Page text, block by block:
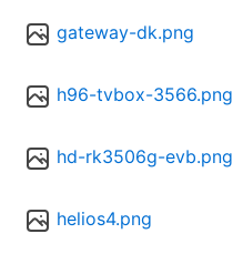
gateway-dk.png
h96-tvbox-3566.png
hd-rk3506g-evb.png
helios4.png